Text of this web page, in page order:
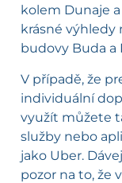
kolem Dunaje
krásné výhledy
budovy Buda a
V případě, že
individuální
využít můžete
služby nebo
jako Uber.
pozor na to, že v